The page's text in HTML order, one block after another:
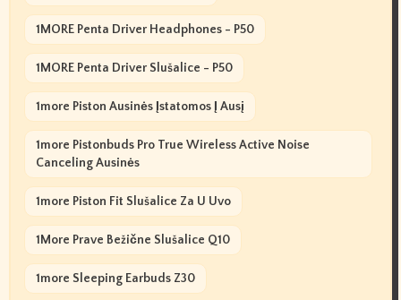
1MORE Penta Driver Headphones - P50
1MORE Penta Driver Slušalice - P50
1more Piston Ausinės Įstatomos Į Ausį
1more Pistonbuds Pro True Wireless Active Noise
Canceling Ausinės
1more Piston Fit Slušalice Za U Uvo
1More Prave Bežične Slušalice Q10
1more Sleeping Earbuds Z30